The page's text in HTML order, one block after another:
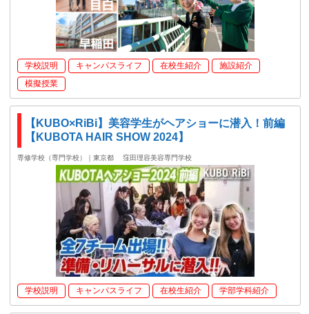
学校説明 キャンパスライフ 在校生紹介
施設紹介
模擬授業
【KUBO×RiBi】美容学生がヘアショーに潜入！前編
【KUBOTA HAIR SHOW 2024】
専修学校（専門学校）｜東京都 窪田理容美容専門学校
学校説明 キャンパスライフ 在校生紹介 学部学科紹介